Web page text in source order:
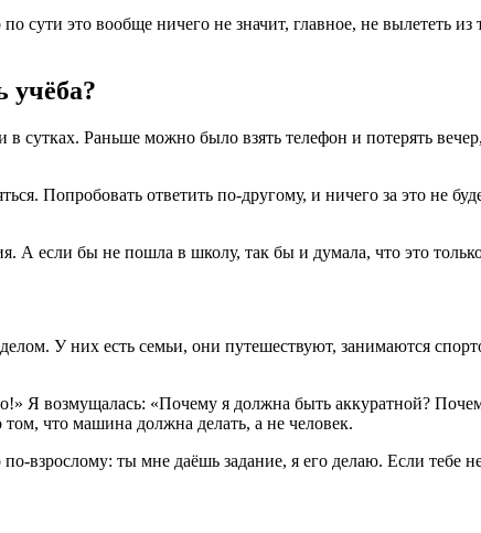
это вообще ничего не значит, главное, не вылететь из
учёба?
Раньше можно было взять телефон и потерять вечер,
Попробовать ответить по-другому, и ничего за это не
А если бы не пошла в школу, так бы и думала, что это
У них есть семьи, они путешествуют, занимаются
Я возмущалась: «Почему я должна быть аккуратной?
что машина должна делать, а не человек.
взрослому: ты мне даёшь задание, я его делаю. Если тебе